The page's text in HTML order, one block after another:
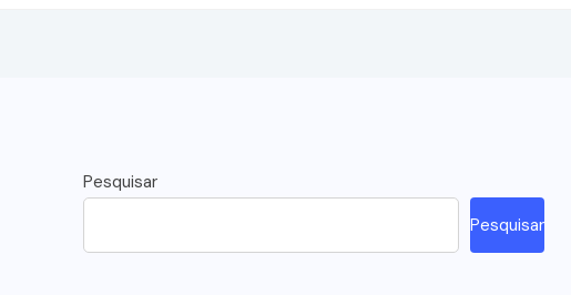
Pesquisar
Pesquisar